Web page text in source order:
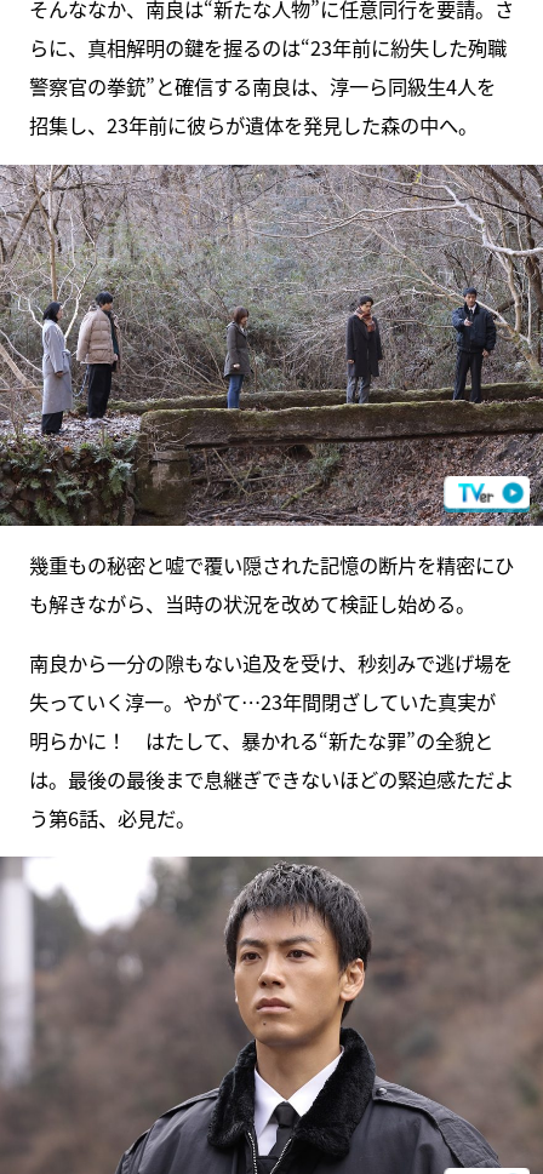
そんななか、南良は“新たな人物”に任意同行を要請。さ
らに、真相解明の鍵を握るのは“23年前に紛失した殉職
警察官の拳銃”と確信する南良は、淳一ら同級生4人を
招集し、23年前に彼らが遺体を発見した森の中へ。
幾重もの秘密と嘘で覆い隠された記憶の断片を精密にひ
も解きながら、当時の状況を改めて検証し始める。
南良から一分の隙もない追及を受け、秒刻みで逃げ場を
失っていく淳一。やがて…23年間閉ざしていた真実が
明らかに！ はたして、暴かれる“新たな罪”の全貌と
は。最後の最後まで息継ぎできないほどの緊迫感ただよ
う第6話、必見だ。